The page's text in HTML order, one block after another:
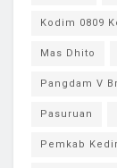
Kodim 0809
Mas Dhito
Pangdam V
Pasuruan
Pemkab